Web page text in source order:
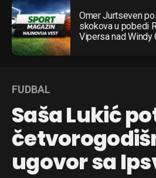
Omer Jurtseven
skokova u pobedi
Vipersa nad
FUDBAL
Saša Lukić
ugovor sa